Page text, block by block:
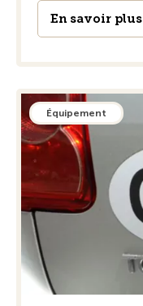
En savoir plus
Équipement